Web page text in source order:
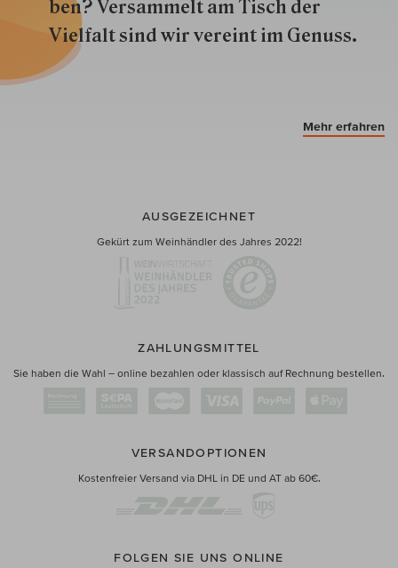
ben? Versammelt am Tisch der
Vielfalt sind wir ver­eint im Genuss.
Mehr erfahren
AUSGEZEICHNET
Gekürt zum Weinhändler des Jahres 2022!
ZAHLUNGSMITTEL
Sie haben die Wahl – online bezahlen oder klassisch auf Rechnung bestellen.
VERSANDOPTIONEN
Kostenfreier Versand via DHL in DE und AT ab 60€.
FOLGEN SIE UNS ONLINE